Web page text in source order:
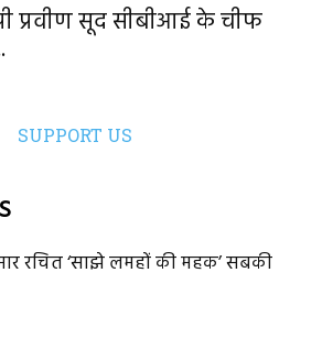
प्रवीण सूद सीबीआई के चीफ
SUPPORT US
रचित ‘साझे लमहों की महक’ सबकी